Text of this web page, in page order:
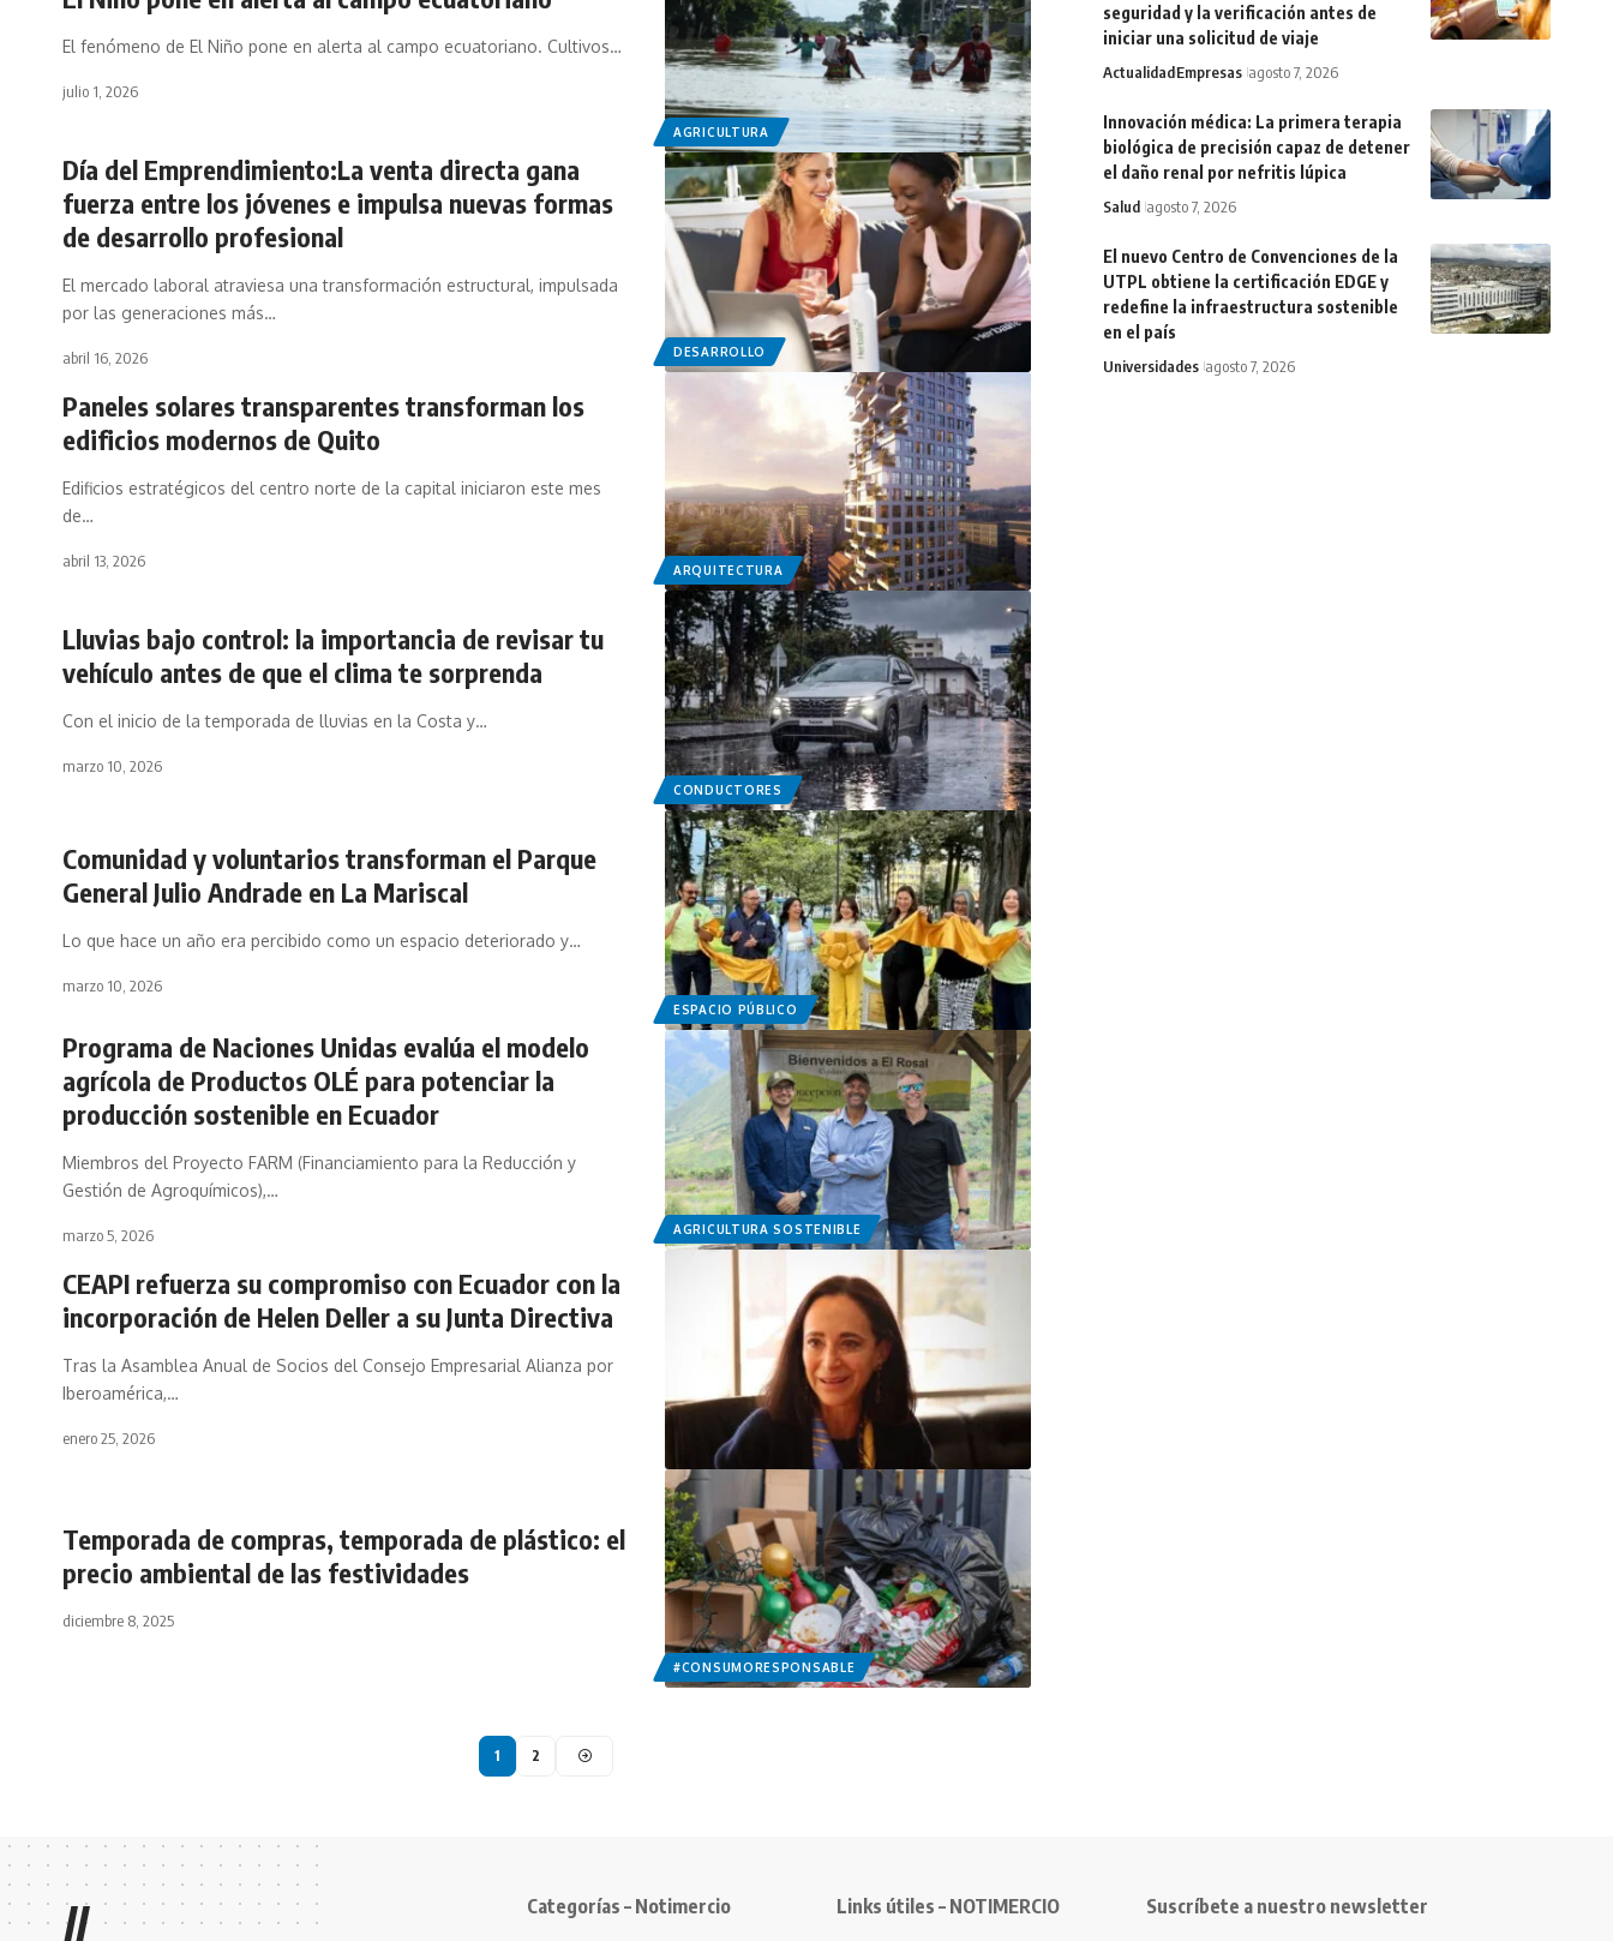
AGRICULTURA
El fenómeno de El Niño pone en alerta al campo ecuatoriano. Cultivos…
julio 1, 2026
DESARROLLO
Día del Emprendimiento:La venta directa gana
fuerza entre los jóvenes e impulsa nuevas formas
de desarrollo profesional
El mercado laboral atraviesa una transformación estructural, impulsada
por las generaciones más…
abril 16, 2026
ARQUITECTURA
Paneles solares transparentes transforman los
edificios modernos de Quito
Edificios estratégicos del centro norte de la capital iniciaron este mes
de…
abril 13, 2026
CONDUCTORES
Lluvias bajo control: la importancia de revisar tu
vehículo antes de que el clima te sorprenda
Con el inicio de la temporada de lluvias en la Costa y…
marzo 10, 2026
ESPACIO PÚBLICO
Comunidad y voluntarios transforman el Parque
General Julio Andrade en La Mariscal
Lo que hace un año era percibido como un espacio deteriorado y…
marzo 10, 2026
AGRICULTURA SOSTENIBLE
Programa de Naciones Unidas evalúa el modelo
agrícola de Productos OLÉ para potenciar la
producción sostenible en Ecuador
Miembros del Proyecto FARM (Financiamiento para la Reducción y
Gestión de Agroquímicos),…
marzo 5, 2026
CEAPI refuerza su compromiso con Ecuador con la
incorporación de Helen Deller a su Junta Directiva
Tras la Asamblea Anual de Socios del Consejo Empresarial Alianza por
Iberoamérica,…
enero 25, 2026
#CONSUMORESPONSABLE
Temporada de compras, temporada de plástico: el
precio ambiental de las festividades
diciembre 8, 2025
1 2
seguridad y la verificación antes de
iniciar una solicitud de viaje
ActualidadEmpresas agosto 7, 2026
Innovación médica: La primera terapia
biológica de precisión capaz de detener
el daño renal por nefritis lúpica
Salud agosto 7, 2026
El nuevo Centro de Convenciones de la
UTPL obtiene la certificación EDGE y
redefine la infraestructura sostenible
en el país
Universidades agosto 7, 2026
// Categorías – Notimercio Links útiles – NOTIMERCIO Suscríbete a nuestro newsletter